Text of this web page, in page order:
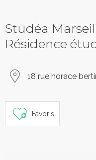
Studéa
Résidence
18 rue horace
Favoris